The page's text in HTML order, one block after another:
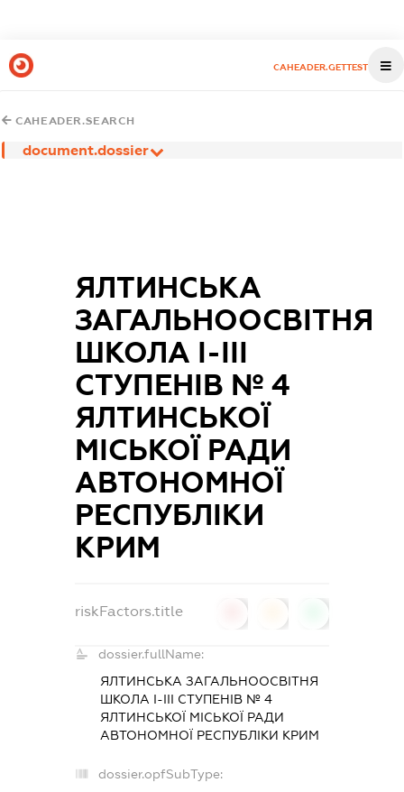
CAHEADER.GETTEST
CAHEADER.SEARCH
document.dossier
ЯЛТИНСЬКА
ЗАГАЛЬНООСВІТНЯ
ШКОЛА І-ІІІ
СТУПЕНІВ № 4
ЯЛТИНСЬКОЇ
МІСЬКОЇ РАДИ
АВТОНОМНОЇ
РЕСПУБЛІКИ
КРИМ
riskFactors.title
dossier.fullName:
ЯЛТИНСЬКА ЗАГАЛЬНООСВІТНЯ
ШКОЛА І-ІІІ СТУПЕНІВ № 4
ЯЛТИНСЬКОЇ МІСЬКОЇ РАДИ
АВТОНОМНОЇ РЕСПУБЛІКИ КРИМ
dossier.opfSubType: